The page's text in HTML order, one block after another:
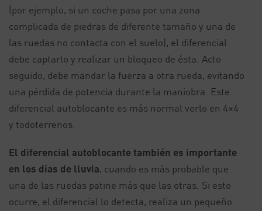
(por ejemplo, si un coche pasa por una zona
complicada de piedras de diferente tamaño y una de
las ruedas no contacta con el suelo), el diferencial
debe captarlo y realizar un bloqueo de ésta. Acto
seguido, debe mandar la fuerza a otra rueda, evitando
una pérdida de potencia durante la maniobra. Este
diferencial autoblocante es más normal verlo en 4×4
y todoterrenos.
El diferencial autoblocante también es importante
en los días de lluvia, cuando es más probable que
una de las ruedas patine más que las otras. Si esto
ocurre, el diferencial lo detecta, realiza un pequeño